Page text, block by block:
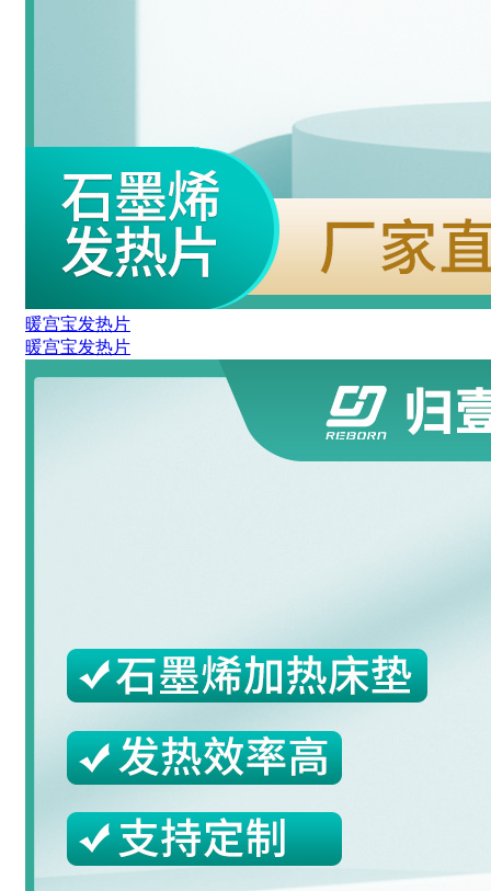
暖宫宝发热片
暖宫宝发热片